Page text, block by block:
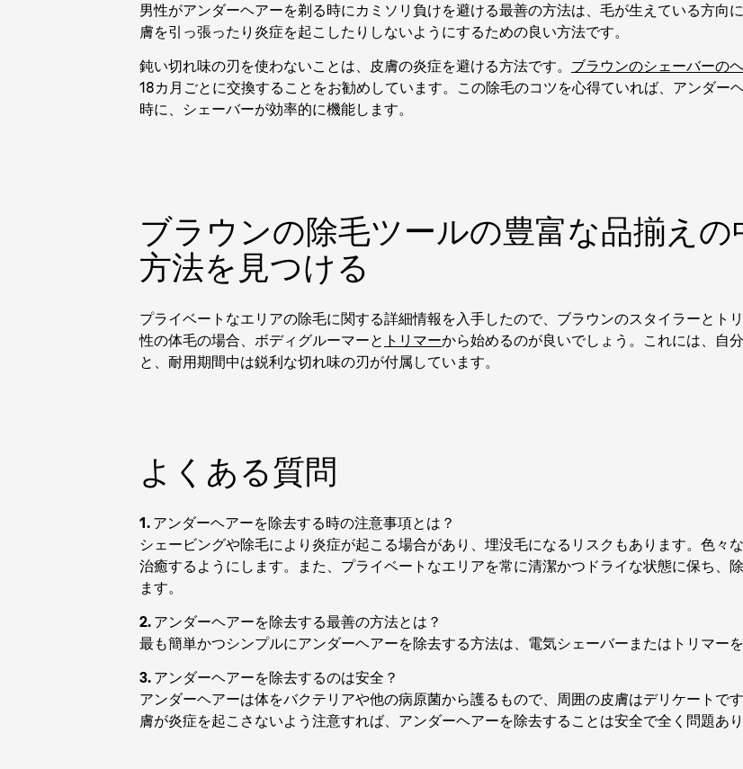
男性がアンダーヘアーを剃る時にカミソリ負けを避ける最善の方法は、毛が生えている方向
膚を引っ張ったり炎症を起こしたりしないようにするための良い方法です。
鈍い切れ味の刃を使わないことは、皮膚の炎症を避ける方法です。 ブラウンのシェーバーの
18カ月ごとに交換することをお勧めしています。この除毛のコツを心得ていれば、アンダー
時に、シェーバーが効率的に機能します。
ブラウンの除毛ツールの豊富な品揃え
方法を見つける
プライベートなエリアの除毛に関する詳細情報を入手したので、ブラウンのスタイラーとト
性の体毛の場合、ボディグルーマーと トリマーから始めるのが良いでしょう。これには、自
と、耐用期間中は鋭利な切れ味の刃が付属しています。
よくある質問
1. アンダーヘアーを除去する時の注意事項とは？
シェービングや除毛により炎症が起こる場合があり、埋没毛になるリスクもあります。色々
治癒するようにします。また、プライベートなエリアを常に清潔かつドライな状態に保ち、
ます。
2. アンダーヘアーを除去する最善の方法とは？
最も簡単かつシンプルにアンダーヘアーを除去する方法は、電気シェーバーまたはトリマーを
3. アンダーヘアーを除去するのは安全？
アンダーヘアーは体をバクテリアや他の病原菌から護るもので、周囲の皮膚はデリケートで
膚が炎症を起こさないよう注意すれば、アンダーヘアーを除去することは安全で全く問題あり